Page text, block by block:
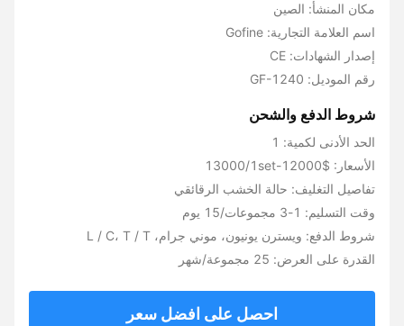
مكان المنشأ: الصين
اسم العلامة التجارية: Gofine
إصدار الشهادات: CE
رقم الموديل: GF-1240
شروط الدفع والشحن
الحد الأدنى لكمية: 1
الأسعار: $12000-13000/1set
تفاصيل التغليف: حالة الخشب الرقائقي
وقت التسليم: 1-3 مجموعات/15 يوم
شروط الدفع: ويسترن يونيون، موني جرام، L / C، T / T
القدرة على العرض: 25 مجموعة/شهر
احصل على افضل سعر